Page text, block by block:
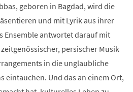
geboren in Bagdad, wird die
und mit Lyrik aus ihrer
Ensemble antwortet darauf mit
persischer Musik
in die unglaubliche
eintauchen. Und das an einem Ort,